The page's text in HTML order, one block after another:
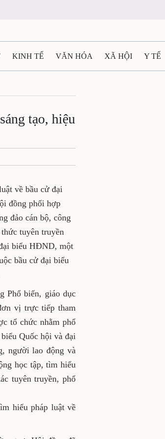
KINH TẾ VĂN HÓA XÃ HỘI Y TẾ
THAO THÔNG TIN - QUẢNG CÁO
làm
pháp luật
tắt là Cuộc thi)
tắt là Hội
nhân dân
hiệu quả để
biểu HĐND,
công của
cấp nhiệm
phòng Phổ
Tư pháp), đại
Cuộc thi, cho
rộng rãi các quy
HĐND đến cán
và nhân dân
động học tập,
tin trong